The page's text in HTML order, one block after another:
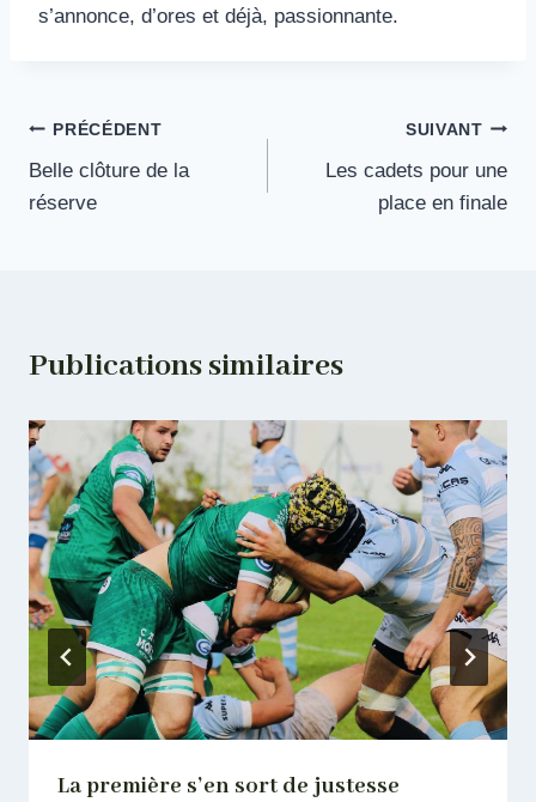
s’annonce, d’ores et déjà, passionnante.
Navigation
de
PRÉCÉDENT
Belle clôture de la
réserve
SUIVANT
Les cadets pour une
place en finale
Publications similaires
La première s’en sort de justesse